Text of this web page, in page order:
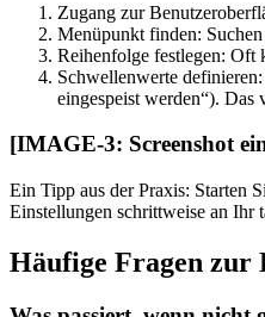
Zugang zur
Menüpunkt finden:
Reihenfolge festlegen: Oft
Schwellenwerte
eingespeist werden“).
[IMAGE-3: Screenshot
Ein Tipp aus der Praxis: Starten
Einstellungen schrittweise an Ihr
Häufige Fragen